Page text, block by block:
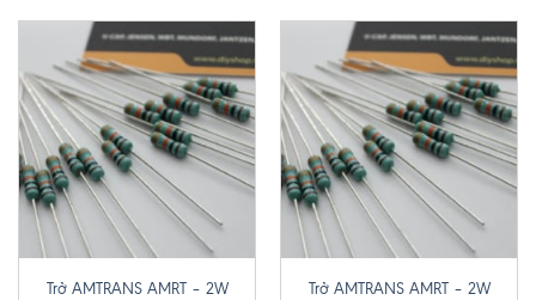
Trở AMTRANS AMRT – 2W
Trở AMTRANS AMRT – 2W